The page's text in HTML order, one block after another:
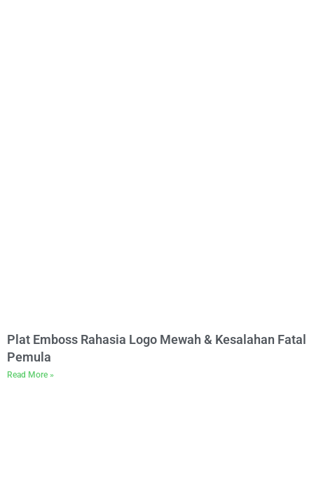
Plat Emboss Rahasia Logo Mewah & Kesalahan Fatal
Pemula
Read More »